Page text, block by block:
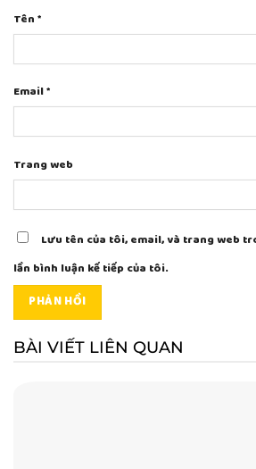
Tên *
Email*
Trang web
Lưu tên của tôi, email, và trang web
lần bình luận kế tiếp của tôi.
BÀI VIẾT LIÊN QUAN